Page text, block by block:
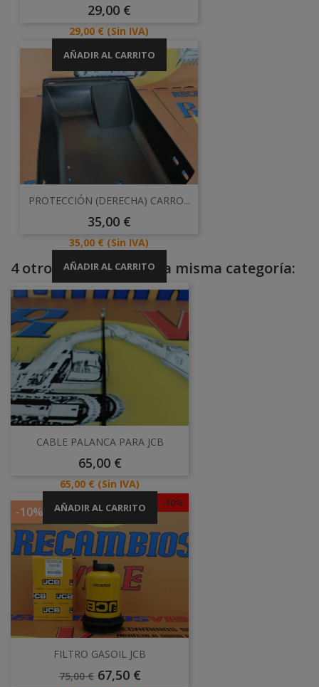
Precio
29,00 €
Precio
29,00 € (Sin IVA)
AÑADIR AL CARRITO
PROTECCIÓN (DERECHA) CARRO...
Precio
35,00 €
Precio
35,00 € (Sin IVA)
AÑADIR AL CARRITO
4 otros productos en la misma categoría:
CABLE PALANCA PARA JCB
Precio
65,00 €
Precio
65,00 € (Sin IVA)
AÑADIR AL CARRITO -10%
-10%
FILTRO GASOIL JCB
Precio
75,00 € Precio
67,50 €